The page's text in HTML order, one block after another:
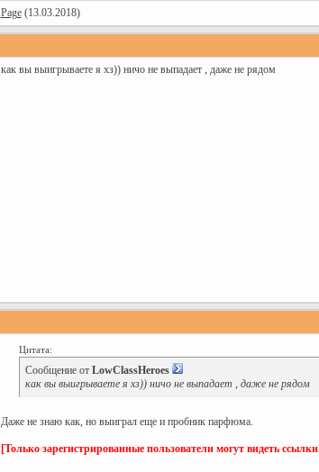
Page(13.03.2018)
как вы выигрываете я хз)) ничо не выпадает , даже не рядом
Цитата:
Сообщение от LowClassHeroes
как вы выигрываете я хз)) ничо не выпадает , даже не рядом
Даже не знаю как, но выиграл еще и пробник парфюма.
[Только зарегистрированные пользователи могут видеть